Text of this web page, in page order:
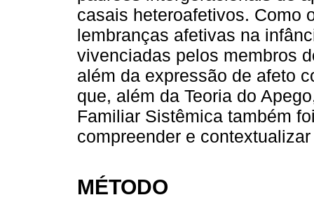
casais heteroafetivos. Como
lembranças afetivas na
vivenciadas pelos membros
além da expressão de afeto
que, além da Teoria do
Familiar Sistêmica também
compreender e
MÉTODO